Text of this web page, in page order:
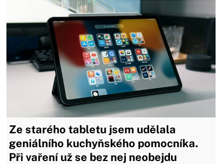
Ze starého tabletu jsem udělala
geniálního kuchyňského pomocníka.
Při vaření už se bez nej neobejdu